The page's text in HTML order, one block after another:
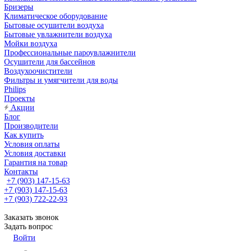
Бризеры
Климатическое оборудование
Бытовые осушители воздуха
Бытовые увлажнители воздуха
Мойки воздуха
Профессиональные пароувлажнители
Осушители для бассейнов
Воздухоочистители
Фильтры и умягчители для воды
Philips
Проекты
Акции
Блог
Производители
Как купить
Условия оплаты
Условия доставки
Гарантия на товар
Контакты
+7 (903) 147-15-63
+7 (903) 147-15-63
+7 (903) 722-22-93
Заказать звонок
Задать вопрос
Войти